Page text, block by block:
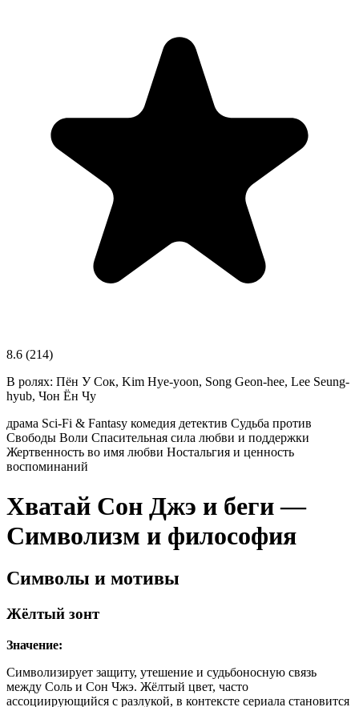
8.6 (214)
В ролях: Пён У Сок, Kim Hye-yoon, Song Geon-hee, Lee Seung-
hyub, Чон Ён Чу
драма Sci-Fi & Fantasy комедия детектив Судьба против
Свободы Воли Спасительная сила любви и поддержки
Жертвенность во имя любви Ностальгия и ценность
воспоминаний
Хватай Сон Джэ и беги —
Символизм и философия
Символы и мотивы
Жёлтый зонт
Значение:
Символизирует защиту, утешение и судьбоносную связь
между Соль и Сон Чжэ. Жёлтый цвет, часто
ассоциирующийся с разлукой, в контексте сериала становится